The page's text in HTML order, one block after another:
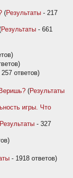
(Результаты - 217
Результаты - 661
257 ответов)
(Результаты
игры. Что
Результаты - 327
- 1918 ответов)